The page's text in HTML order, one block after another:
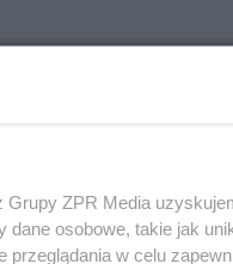
Grupy ZPR Media
osobowe, takie jak
przeglądania w celu